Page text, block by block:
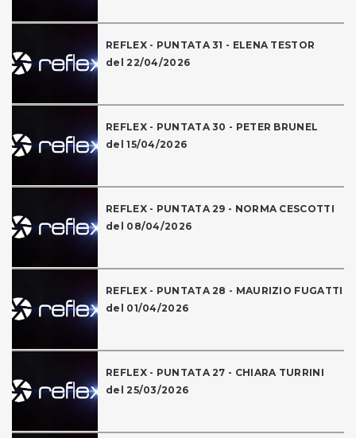
REFLEX - PUNTATA 31 - ELENA TESTOR
del 22/04/2026
REFLEX - PUNTATA 30 - PETER BRUNEL
del 15/04/2026
REFLEX - PUNTATA 29 - NORMA CESCOTTI
del 08/04/2026
REFLEX - PUNTATA 28 - MAURIZIO FUGATTI
del 01/04/2026
REFLEX - PUNTATA 27 - CHIARA TURRINI
del 25/03/2026